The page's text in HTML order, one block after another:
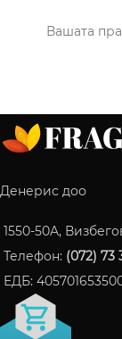
Вашата
Денерис доо
1550-50A,
Телефон: (072) 73
ЕДБ: